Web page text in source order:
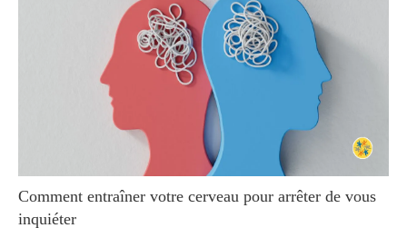
Comment entraîner votre cerveau pour arrêter de vous
inquiéter